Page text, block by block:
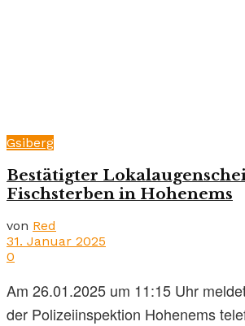
Gsiberg
Bestätigter
Fischsterben in Hohenems
von Red
31. Januar 2025
0
Am 26.01.2025 um 11:15 Uhr
der Polizeiinspektion Hohenems